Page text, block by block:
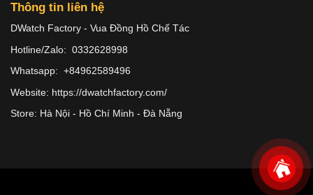
Thông tin liên hệ
DWatch Factory - Vua Đồng Hồ Chế Tác
Hotline/Zalo: 0332628998
Whatsapp: +84962589496
Website: https://dwatchfactory.com/
Store: Hà Nội - Hồ Chí Minh - Đà Nẵng